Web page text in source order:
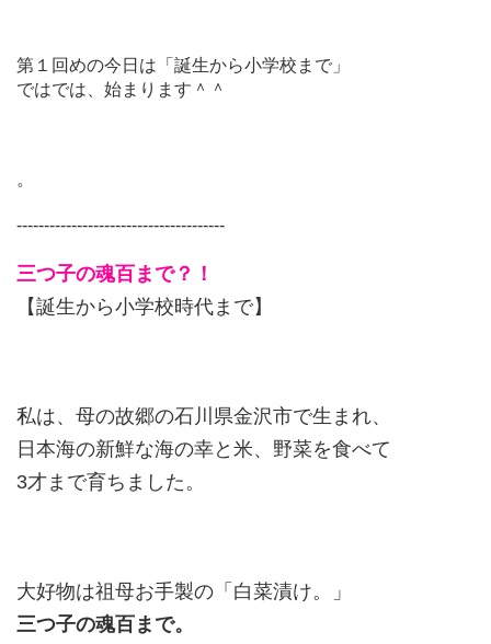
第１回めの今日は「誕生から小学校まで」
ではでは、始まります＾＾
。
--------------------------------------
三つ子の魂百まで？！
【誕生から小学校時代まで】
私は、母の故郷の石川県金沢市で生まれ、
日本海の新鮮な海の幸と米、野菜を食べて
3才まで育ちました。
大好物は祖母お手製の「白菜漬け。」
三つ子の魂百まで。